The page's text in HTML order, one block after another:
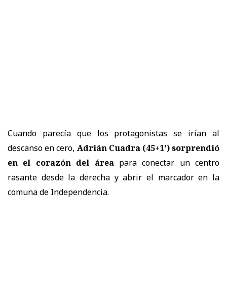
Cuando parecía que los protagonistas se irían al
descanso en cero, Adrián Cuadra (45+1') sorprendió
en el corazón del áreapara conectar un centro
rasante desde la derecha y abrir el marcador en la
comuna de Independencia.